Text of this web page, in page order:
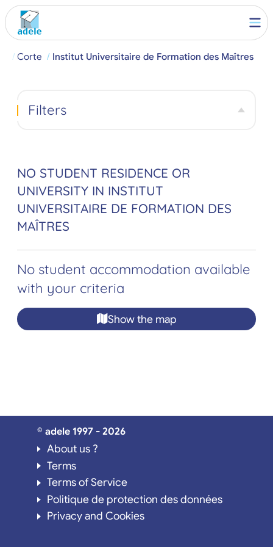
Corte Institut Universitaire de Formation des Maîtres
NO STUDENT RESIDENCE OR
UNIVERSITY IN INSTITUT
UNIVERSITAIRE DE FORMATION DES
MAÎTRES
No student accommodation available
with your criteria
Show the map
Filters
© adele 1997 - 2026
About us ?
Terms
Terms of Service
Politique de protection des données
Privacy and Cookies